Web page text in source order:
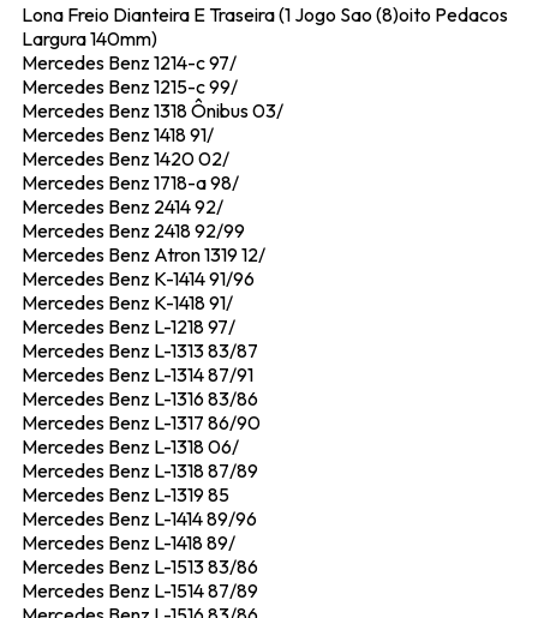
Lona Freio Dianteira E Traseira (1 Jogo Sao (8)oito Pedacos
Largura 140mm)
Mercedes Benz 1214-c 97/
Mercedes Benz 1215-c 99/
Mercedes Benz 1318 Ônibus 03/
Mercedes Benz 1418 91/
Mercedes Benz 1420 02/
Mercedes Benz 1718-a 98/
Mercedes Benz 2414 92/
Mercedes Benz 2418 92/99
Mercedes Benz Atron 1319 12/
Mercedes Benz K-1414 91/96
Mercedes Benz K-1418 91/
Mercedes Benz L-1218 97/
Mercedes Benz L-1313 83/87
Mercedes Benz L-1314 87/91
Mercedes Benz L-1316 83/86
Mercedes Benz L-1317 86/90
Mercedes Benz L-1318 06/
Mercedes Benz L-1318 87/89
Mercedes Benz L-1319 85
Mercedes Benz L-1414 89/96
Mercedes Benz L-1418 89/
Mercedes Benz L-1513 83/86
Mercedes Benz L-1514 87/89